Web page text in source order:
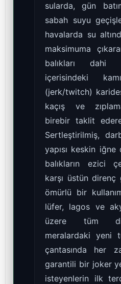
sularda, gün
sabah suyu
havalarda su
maksimuma
balıkları dahi
içerisindeki
(jerk/twitch)
kaçış ve
birebir taklit
Sertleştirilmiş,
yapısı keskin
balıkların ezici
karşı üstün direnç
ömürlü bir
lüfer, lagos ve
üzere tüm dip
meralardaki yeni
çantasında her
garantili bir joker
isteyenlerin ilk